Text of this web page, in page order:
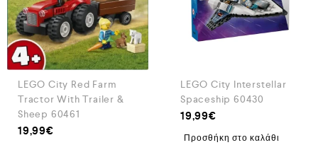
LEGO City Red Farm
Tractor With Trailer &
Sheep 60461
19,99€
LEGO City Interstellar
Spaceship 60430
19,99€
Προσθήκη στο καλάθι